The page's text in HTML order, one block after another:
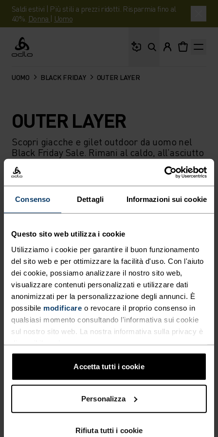
Consenso Dettagli Informazioni sui cookie
Questo sito web utilizza i cookie
Utilizziamo i cookie per garantire il buon funzionamento
del sito web e per ottimizzare la facilità d'uso. Con l'aiuto
dei cookie, possiamo analizzare il nostro sito web,
visualizzare contenuti personalizzati e utilizzare dati
anonimizzati per la personalizzazione degli annunci. È
possibile modificare o revocare il proprio consenso in
qualsiasi momento consultando l'informativa sui cookie
sul nostro sito web. La nostra informativa sulla privacy è
Accetta tutti i cookie
Personalizza
Rifiuta tutti i cookie
Saldi estivi | Più stili a prezzi ridotti. Risparmia fino al
40%. Donna | Uomo
Odlo
UOMO BLACK FRIDAY OUTER LAYER
OUTER LAYER
Scopri giacche e gilet outdoor da uomo nel
Black Friday Sale. Rimani al caldo, all’asciutto
e comoda in ogni corsa, escursione o
avventura sugli sci.
FILTRO
NESSUN RISULTATO
SPEDIZIONE ​​​​​​GRATUITA
In 2-5 giorni lavorativi con la Posta Svizzera